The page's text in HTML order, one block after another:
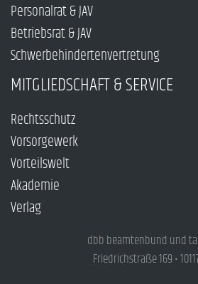
Personalrat & JAV
Betriebsrat & JAV
Schwerbehindertenvertretung
MITGLIEDSCHAFT & SERVICE
Rechtsschutz
Vorsorgewerk
Vorteilswelt
Akademie
Verlag
dbb beamtenbund und
Friedrichstraße 169 •